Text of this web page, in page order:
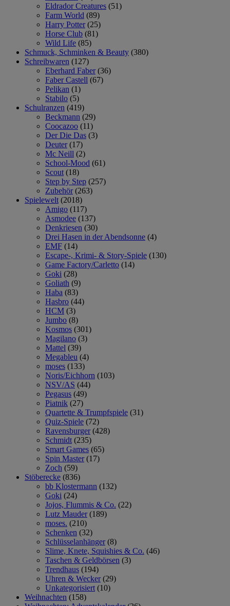
Eldrador Creatures (51)
Farm World (89)
Harry Potter (25)
Horse Club (81)
Wild Life (85)
Schmuck, Schminken & Beauty (380)
Schreibwaren (127)
Eberhard Faber (36)
Faber Castell (67)
Pelikan (1)
Stabilo (5)
Schulranzen (419)
Beckmann (29)
Coocazoo (11)
Der Die Das (3)
Deuter (17)
Mc Neill (2)
School-Mood (61)
Scout (18)
Step by Step (257)
Zubehör (263)
Spielewelt (2018)
Amigo (117)
Asmodee (137)
Denkriesen (30)
Drei Hasen in der Abendsonne (4)
EMF (14)
Escape-, Krimi- & Story-Spiele (130)
Game Factory/Carletto (14)
Goki (28)
Goliath (9)
Haba (83)
Hasbro (44)
HCM (3)
Jumbo (8)
Kosmos (301)
Magilano (3)
Mattel (39)
Megableu (4)
moses (133)
Noris/Eichhorn (103)
NSV/AS (44)
Pegasus (49)
Piatnik (27)
Quartette & Trumpfspiele (31)
Quiz-Spiele (72)
Ravensburger (428)
Schmidt (235)
Smart Games (65)
Spin Master (17)
Zoch (59)
Stöberecke (836)
bb Klostermann (132)
Goki (24)
Jojos, Flummis & Co. (22)
Lutz Mauder (189)
moses. (210)
Schenken (32)
Schlüsselanhänger (8)
Slime, Knete, Squishies & Co. (46)
Taschen & Geldbörsen (3)
Trendhaus (194)
Uhren & Wecker (29)
Unkategorisiert (10)
Weihnachten (158)